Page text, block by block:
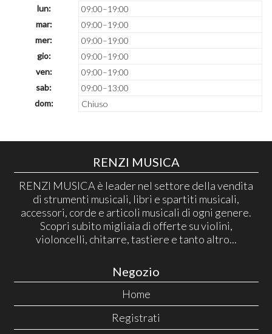
lun:
09:00–19:00
mar:
09:00–19:00
mer:
09:00–19:00
gio:
09:00–19:00
ven:
09:00–19:00
sab:
09:00–13:00
dom:
Chiuso
RENZI MUSICA
RENZI MUSICA è leader nel settore della vendita
di strumenti musicali, libri e spartiti musicali,
accessori, corde e articoli musicali di ogni genere.
Scopri subito migliaia di offerte su violini,
violoncelli, chitarre, tastiere e tanto altro...
Negozio
Home
Registrati